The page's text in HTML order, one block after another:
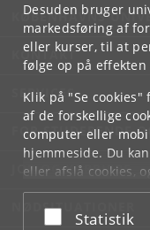
Desuden bruger
markedsføring af
eller kurser, til at
følge op på
Klik på "Se
af de forskellige
computer eller
hjemmeside. Du
eller afslå cookies,
underCookie- og
bunden af hver side.
Acceptér
Statistik
KØBENHAVNS
KONTAKT
SERVICES
FOR STUDERENDE
JOB OG KARRIERE
NØDSITUATIONER